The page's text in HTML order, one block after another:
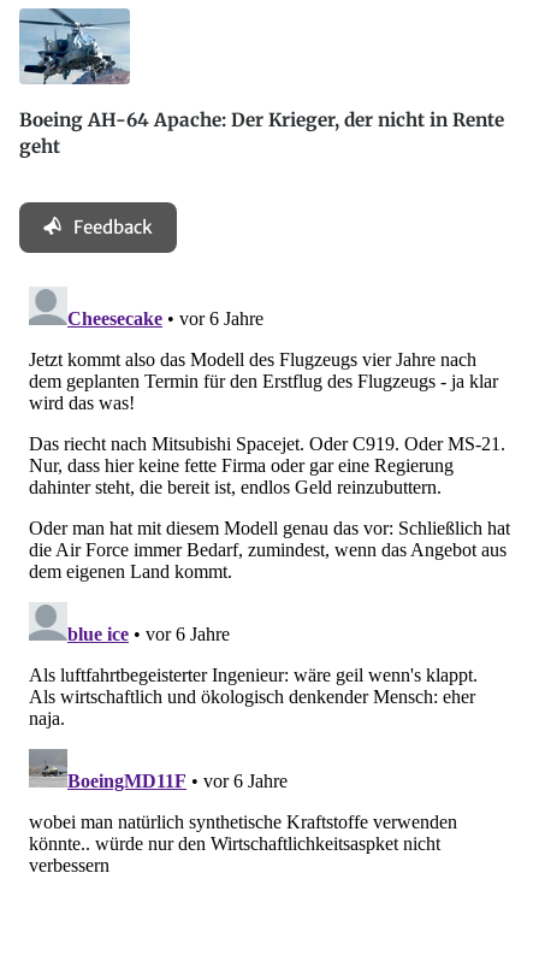
Boeing AH-64 Apache: Der Krieger, der nicht in Rente
geht
Feedback